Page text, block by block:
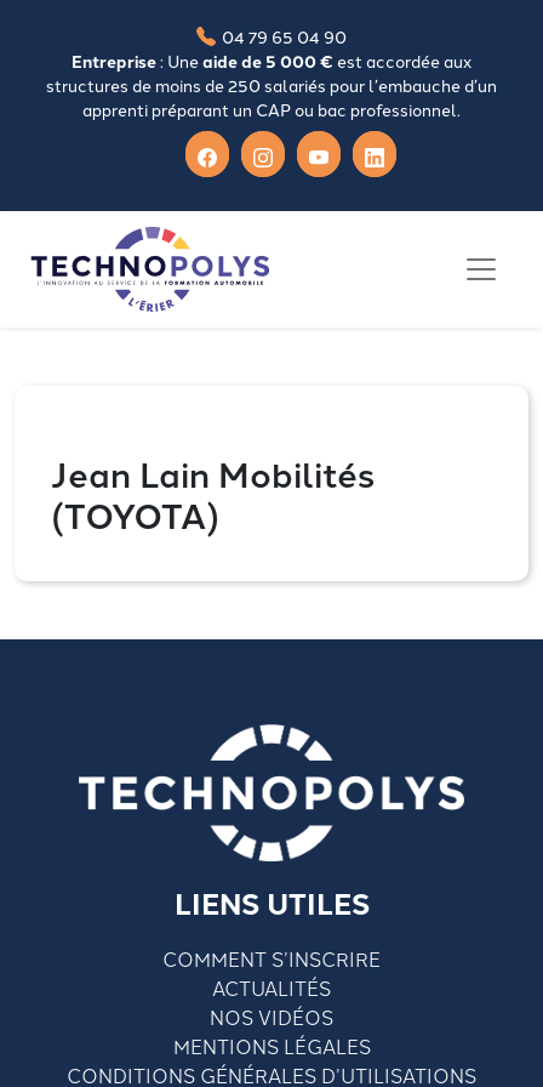
04 79 65 04 90
Entreprise: Uneaide de 5 000 € est accordée aux
structures de moins de 250 salariés pour l’embauche d’un
apprenti préparant un CAP ou bac professionnel.
Jean Lain Mobilités
(TOYOTA)
LIENS UTILES
COMMENT S’INSCRIRE
ACTUALITÉS
NOS VIDÉOS
MENTIONS LÉGALES
CONDITIONS GÉNÉRALES D’UTILISATIONS